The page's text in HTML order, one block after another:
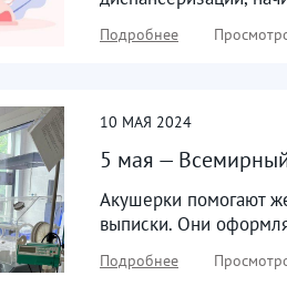
Подробнее
10 МАЯ 2024
5 мая —
Акушерки помогают
выписки. Они
Подробнее